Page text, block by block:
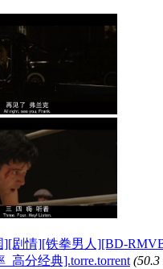
][剧情][铁拳男人][BD-
_高分经典].torre.torrent